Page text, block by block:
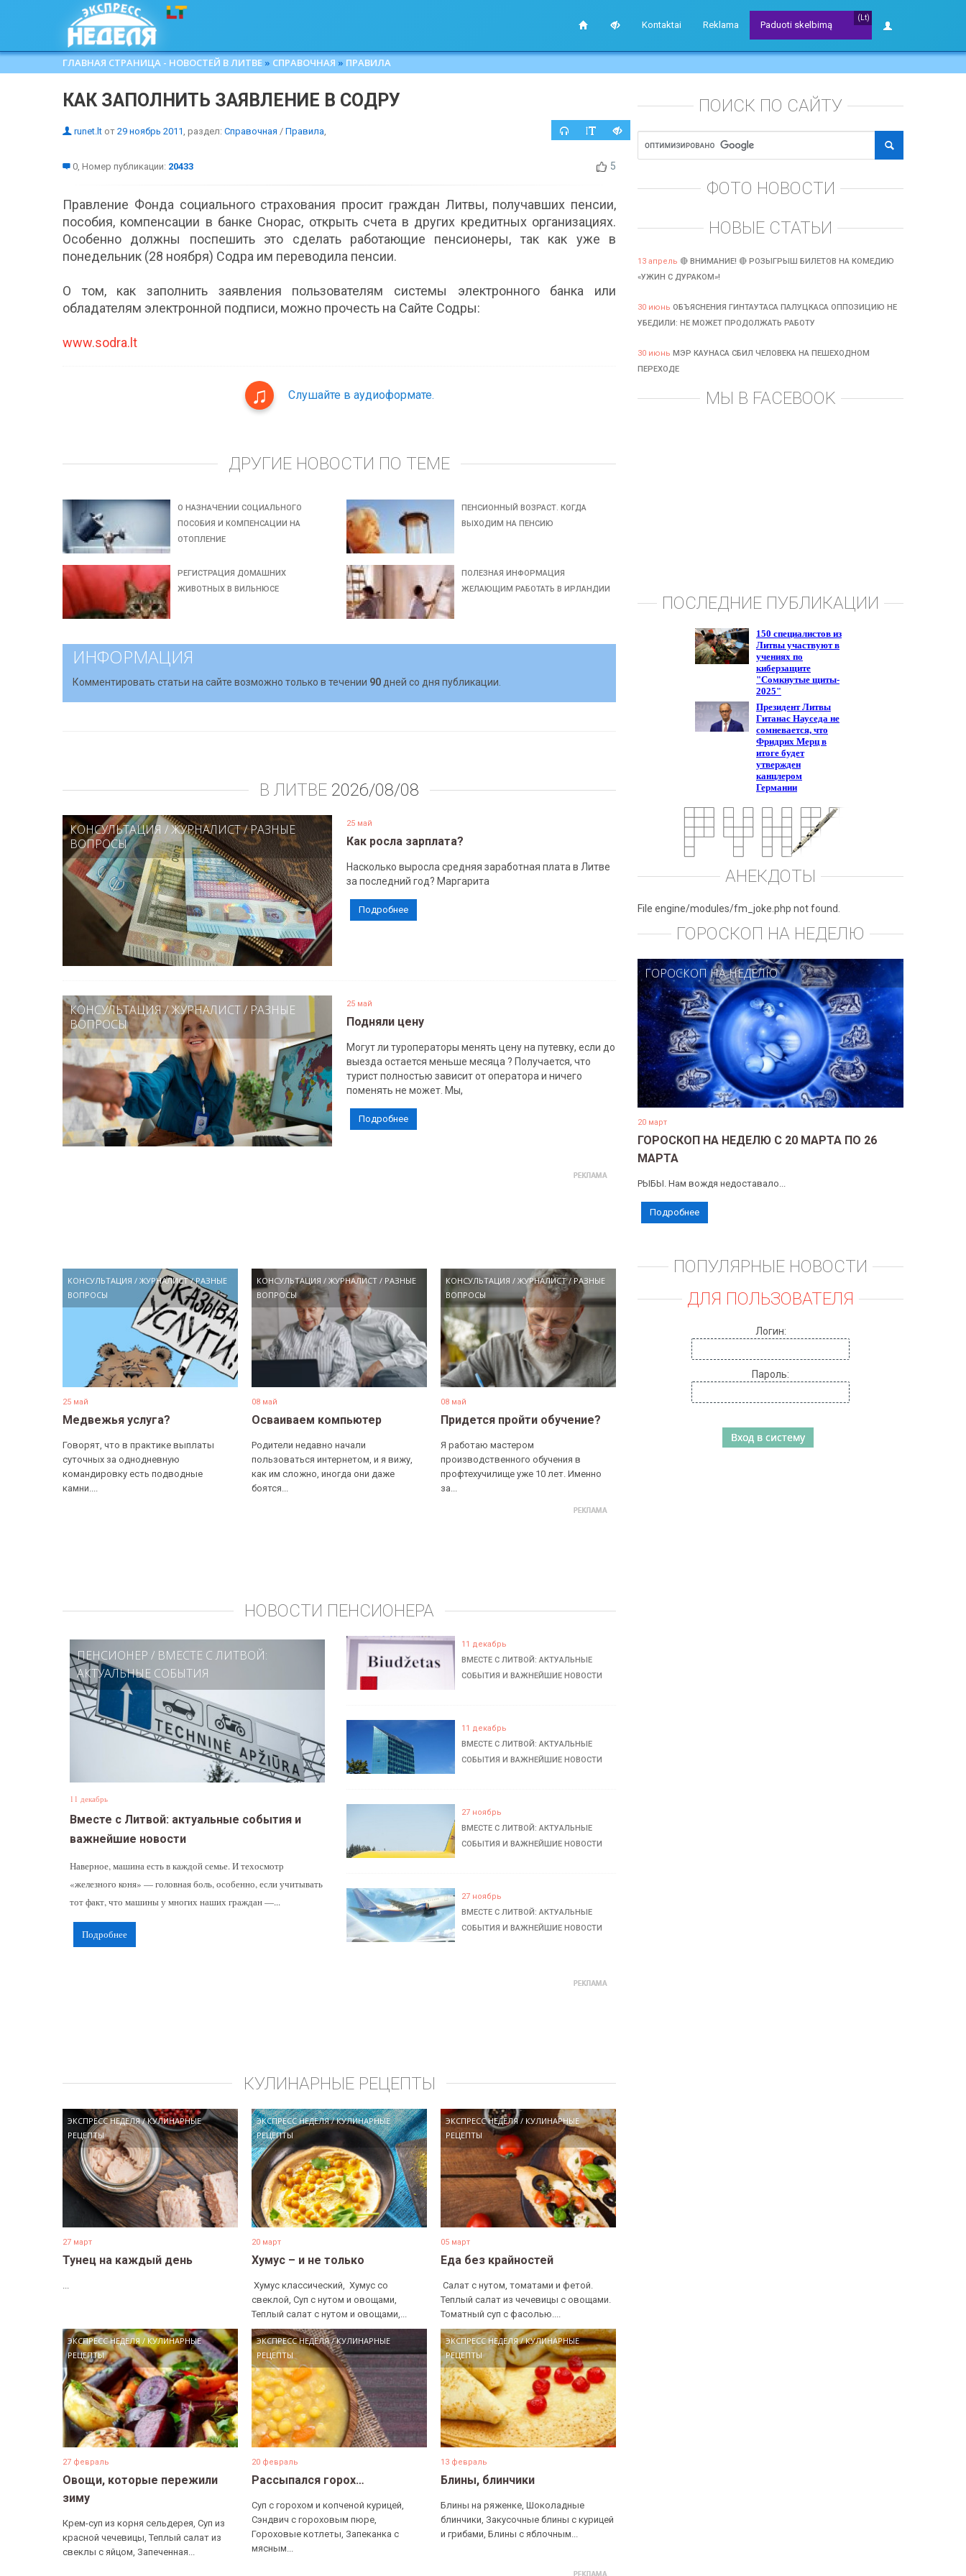
Kontaktai Reklama
(Lt)
Paduoti skelbimą
ГЛАВНАЯ СТРАНИЦА - НОВОСТЕЙ В ЛИТВЕ » СПРАВОЧНАЯ » ПРАВИЛА
КАК ЗАПОЛНИТЬ ЗАЯВЛЕНИЕ В СОДРУ
runet.lt от 29 ноябрь 2011, раздел: Справочная / Правила,
0, Номер публикации: 20433 5
Правление Фонда социального страхования просит граждан Литвы, получавших пенсии,
пособия, компенсации в банке Снорас, открыть счета в других кредитных организациях.
Особенно должны поспешить это сделать работающие пенсионеры, так как уже в
понедельник (28 ноября) Содра им переводила пенсии.
О том, как заполнить заявления пользователям системы электронного банка или
обладателям электронной подписи, можно прочесть на Сайте Содры:
www.sodra.lt
Слушайте в аудиоформате.
ДРУГИЕ НОВОСТИ ПО ТЕМЕ
О НАЗНАЧЕНИИ СОЦИАЛЬНОГО
ПОСОБИЯ И КОМПЕНСАЦИИ НА
ОТОПЛЕНИЕ
ПЕНСИОННЫЙ ВОЗРАСТ. КОГДА
ВЫХОДИМ НА ПЕНСИЮ
РЕГИСТРАЦИЯ ДОМАШНИХ
ЖИВОТНЫХ В ВИЛЬНЮСЕ
ПОЛЕЗНАЯ ИНФОРМАЦИЯ
ЖЕЛАЮЩИМ РАБОТАТЬ В ИРЛАНДИИ
ИНФОРМАЦИЯ
Комментировать статьи на сайте возможно только в течении 90 дней со дня публикации.
В ЛИТВЕ 2026/08/08
КОНСУЛЬТАЦИЯ /ЖУРНАЛИСТ/РАЗНЫЕ
ВОПРОСЫ
25 май
Как росла зарплата?
Насколько выросла средняя заработная плата в Литве
за последний год? Маргарита
Подробнее
КОНСУЛЬТАЦИЯ/ЖУРНАЛИСТ/ РАЗНЫЕ
ВОПРОСЫ
25 май
Подняли цену
Могут ли туроператоры менять цену на путевку, если до
выезда остается меньше месяца ? Получается, что
турист полностью зависит от оператора и ничего
поменять не может. Мы,
Подробнее
КОНСУЛЬТАЦИЯ / ЖУРНАЛИСТ/РАЗНЫЕ
ВОПРОСЫ
25 май
Медвежья услуга?
Говорят, что в практике выплаты
суточных за однодневную
командировку есть подводные
камни....
КОНСУЛЬТАЦИЯ /ЖУРНАЛИСТ / РАЗНЫЕ
ВОПРОСЫ
08 май
Осваиваем компьютер
Родители недавно начали
пользоваться интернетом, и я вижу,
как им сложно, иногда они даже
боятся...
КОНСУЛЬТАЦИЯ /ЖУРНАЛИСТ/ РАЗНЫЕ
ВОПРОСЫ
08 май
Придется пройти обучение?
Я работаю мастером
производственного обучения в
профтехучилище уже 10 лет. Именно
за...
НОВОСТИ ПЕНСИОНЕРА
ПЕНСИОНЕР / ВМЕСТЕ С ЛИТВОЙ:
АКТУАЛЬНЫЕ СОБЫТИЯ
11 декабрь
Вместе с Литвой: актуальные события и
важнейшие новости
Наверное, машина есть в каждой семье. И техосмотр
«железного коня» — головная боль, особенно, если учитывать
тот факт, что машины у многих наших граждан —...
Подробнее
11 декабрь
ВМЕСТЕ С ЛИТВОЙ: АКТУАЛЬНЫЕ
СОБЫТИЯ И ВАЖНЕЙШИЕ НОВОСТИ
11 декабрь
ВМЕСТЕ С ЛИТВОЙ: АКТУАЛЬНЫЕ
СОБЫТИЯ И ВАЖНЕЙШИЕ НОВОСТИ
27 ноябрь
ВМЕСТЕ С ЛИТВОЙ: АКТУАЛЬНЫЕ
СОБЫТИЯ И ВАЖНЕЙШИЕ НОВОСТИ
27 ноябрь
ВМЕСТЕ С ЛИТВОЙ: АКТУАЛЬНЫЕ
СОБЫТИЯ И ВАЖНЕЙШИЕ НОВОСТИ
КУЛИНАРНЫЕ РЕЦЕПТЫ
ЭКСПРЕСС НЕДЕЛЯ/КУЛИНАРНЫЕ
РЕЦЕПТЫ
27 март
Тунец на каждый день
ЭКСПРЕСС НЕДЕЛЯ/КУЛИНАРНЫЕ
РЕЦЕПТЫ
20 март
Хумус – и не только
​ Хумус классический, ​ Хумус со
свеклой, Суп с нутом и овощами, ​
Теплый салат с нутом и овощами,...
ЭКСПРЕСС НЕДЕЛЯ/ КУЛИНАРНЫЕ
РЕЦЕПТЫ
05 март
Еда без крайностей
​ Салат с нутом, томатами и фетой. ​
Теплый салат из чечевицы с овощами. ​
Томатный суп с фасолью....
ЭКСПРЕСС НЕДЕЛЯ/КУЛИНАРНЫЕ
РЕЦЕПТЫ
27 февраль
Овощи, которые пережили
зиму
Крем-суп из корня сельдерея, Суп из
красной чечевицы, Теплый салат из
свеклы с яйцом, Запеченная...
ЭКСПРЕСС НЕДЕЛЯ/КУЛИНАРНЫЕ
РЕЦЕПТЫ
20 февраль
Рассыпался горох…
Суп с горохом и копченой курицей,
Сэндвич с гороховым пюре,
Гороховые котлеты, Запеканка с
мясным...
ЭКСПРЕСС НЕДЕЛЯ/КУЛИНАРНЫЕ
РЕЦЕПТЫ
13 февраль
Блины, блинчики
Блины на ряженке, Шоколадные
блинчики, Закусочные блины с курицей
и грибами, Блины с яблочным...
ПОИСК ПО САЙТУ
ФОТО НОВОСТИ
НОВЫЕ СТАТЬИ
13 апрель 🔴 ВНИМАНИЕ! 🔴 РОЗЫГРЫШ БИЛЕТОВ НА КОМЕДИЮ
«УЖИН С ДУРАКОМ»!
30 июнь ОБЪЯСНЕНИЯ ГИНТАУТАСА ПАЛУЦКАСА ОППОЗИЦИЮ НЕ
УБЕДИЛИ: НЕ МОЖЕТ ПРОДОЛЖАТЬ РАБОТУ
30 июнь МЭР КАУНАСА СБИЛ ЧЕЛОВЕКА НА ПЕШЕХОДНОМ
ПЕРЕХОДЕ
МЫ В FACEBOOK
ПОСЛЕДНИЕ ПУБЛИКАЦИИ
АНЕКДОТЫ
File engine/modules/fm_joke.php not found.
ГОРОСКОП НА НЕДЕЛЮ
ГОРОСКОП НА НЕДЕЛЮ
20 март
ГОРОСКОП НА НЕДЕЛЮ С 20 МАРТА ПО 26
МАРТА
РЫБЫ. Нам вождя недоставало...
Подробнее
ПОПУЛЯРНЫЕ НОВОСТИ
ДЛЯ ПОЛЬЗОВАТЕЛЯ
Логин:
Пароль: